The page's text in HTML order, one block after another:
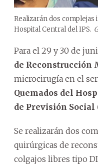
Realizarán dos
Hospital Central del IPS.
Para el 29 y 30 de
de Reconstrucción
microcirugía en el
Quemados del
de Previsión Social
Se realizarán dos
quirúrgicas de
colgajos libres tipo